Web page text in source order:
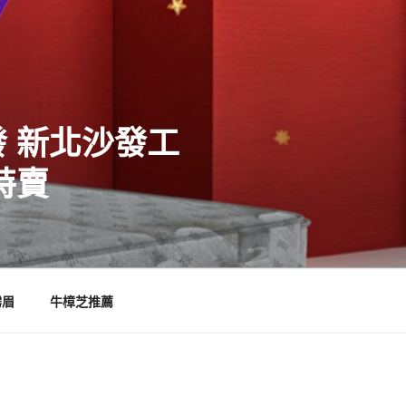
新北沙發工
賣
牛樟芝推薦